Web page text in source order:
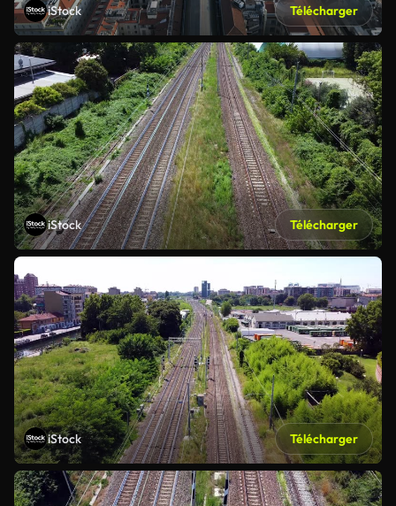
iStock Télécharger
iStock Télécharger
iStock Télécharger